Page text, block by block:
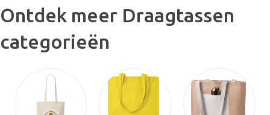
Ontdek meer Draagtassen
categorieën